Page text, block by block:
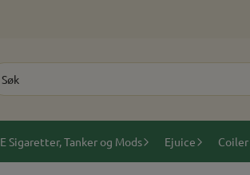
E Sigaretter, Tanker og Mods Ejuice Coiler